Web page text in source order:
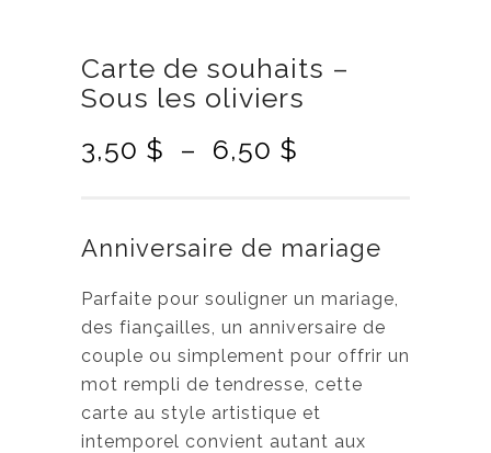
Carte de souhaits –
Sous les oliviers
3,50 $ – 6,50 $
e
d
e
p
r
i
x
Anniversaire de mariage
Parfaite pour souligner un mariage,
des fiançailles, un anniversaire de
couple ou simplement pour offrir un
mot rempli de tendresse, cette
carte au style artistique et
intemporel convient autant aux